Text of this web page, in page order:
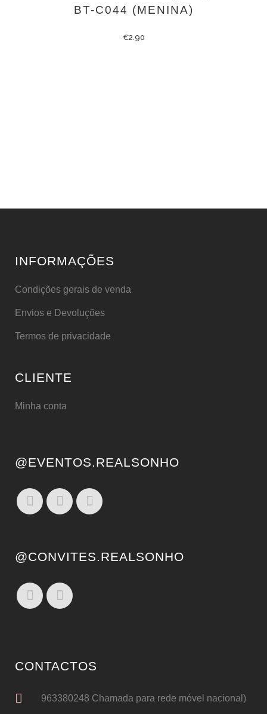
BT-C044 (MENINA)
€2.90
INFORMAÇÕES
Condições gerais de venda
Envios e Devoluções
Termos de privacidade
CLIENTE
Minha conta
@EVENTOS.REALSONHO
@CONVITES.REALSONHO
CONTACTOS
963380248 Chamada para rede móvel nacional)